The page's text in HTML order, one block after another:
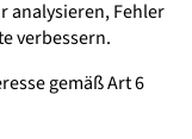
analysieren, Fehler
verbessern.
gemäß Art 6